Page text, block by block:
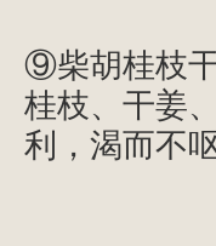
⑨柴胡桂枝
桂枝、干姜
利，渴而不